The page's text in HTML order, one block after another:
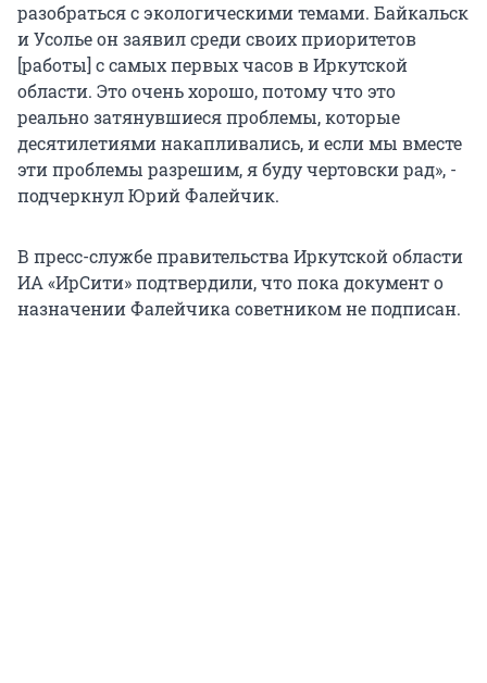
разобраться с экологическими темами. Байкальск
и Усолье он заявил среди своих приоритетов
[работы] с самых первых часов в Иркутской
области. Это очень хорошо, потому что это
реально затянувшиеся проблемы, которые
десятилетиями накапливались, и если мы вместе
эти проблемы разрешим, я буду чертовски рад», -
подчеркнул Юрий Фалейчик.
В пресс-службе правительства Иркутской области
ИА «ИрСити» подтвердили, что пока документ о
назначении Фалейчика советником не подписан.